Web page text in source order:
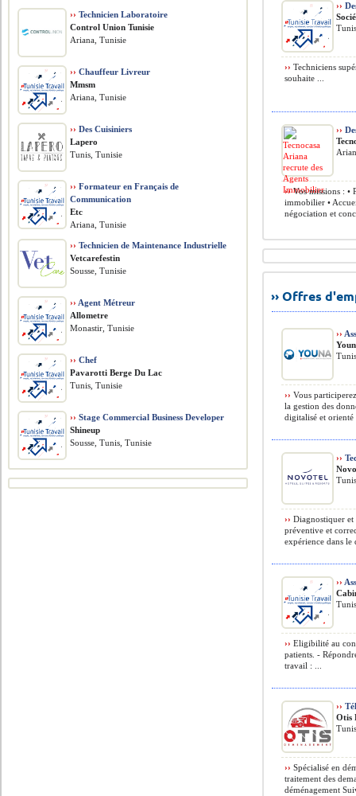
››
›› Techniciens
souhaite ...
››
››Vos missions : •
immobilier •
négociation et
›› Offres
››
›› Vous
la gestion des
digitalisé et
››
›› Diagnostiquer et
préventive et
expérience dans le
››
›› Eligibilité au
patients. -
travail : ...
››
Otis
›› Spécialisé en
traitement des
déménagement
›› Technicien Laboratoire
Control Union Tunisie
Ariana, Tunisie
›› Chauffeur Livreur
Mmsm
Ariana, Tunisie
›› Des Cuisiniers
Lapero
Tunis, Tunisie
›› Formateur en Français de
Communication
Etc
Ariana, Tunisie
›› Technicien de Maintenance Industrielle
Vetcarefestin
Sousse, Tunisie
›› Agent Métreur
Allometre
Monastir, Tunisie
›› Chef
Pavarotti Berge Du Lac
Tunis, Tunisie
›› Stage Commercial Business Developer
Shineup
Sousse, Tunis, Tunisie